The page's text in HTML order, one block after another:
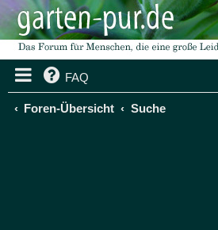
FAQ
Foren-Übersicht Suche